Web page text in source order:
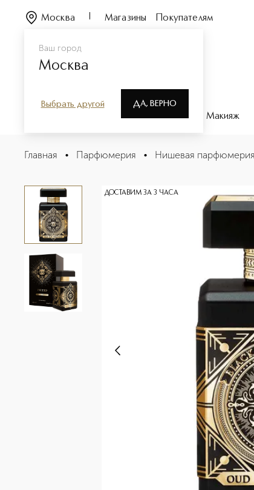
Ваш город
Москва
Выбрать другой ДА, ВЕРНО
Москва Магазины Покупателям
Парфюмерия Макияж
OUD FOR GREATNESS Парфюмерная вода
Описание
Главная • Парфюмерия • Нишевая парфюмерия
ДОСТАВИМ ЗА 3 ЧАСА